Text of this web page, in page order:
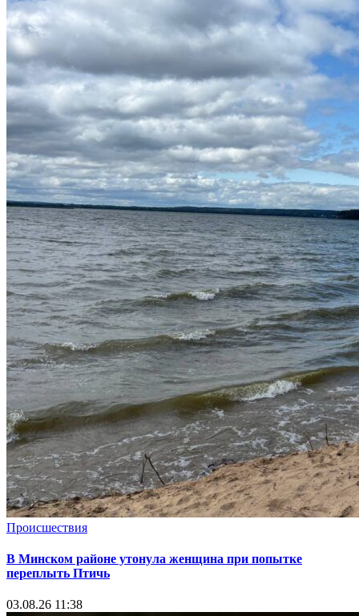
Происшествия
В Минском районе утонула женщина при попытке
переплыть Птичь
03.08.26 11:38